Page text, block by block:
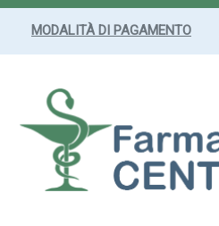
Passa
MODALITÀ DI PAGAMENTO